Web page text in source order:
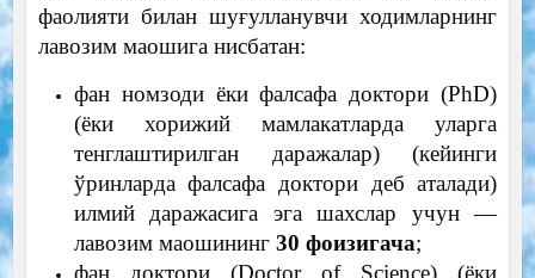
фаолияти билан шуғулланувчи ходимларнинг
лавозим маошига нисбатан:
фан номзоди ёки фалсафа доктори (PhD)
(ёки хорижий мамлакатларда уларга
тенглаштирилган даражалар) (кейинги
ўринларда фалсафа доктори деб аталади)
илмий даражасига эга шахслар учун —
лавозим маошининг 30 фоизигача;
фан доктори (Doctor of Science) (ёки